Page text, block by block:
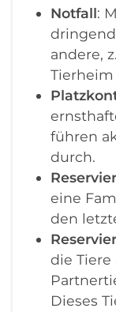
Notfall:
andere,
führen
durch.
eine
den
die Tiere
Dieses